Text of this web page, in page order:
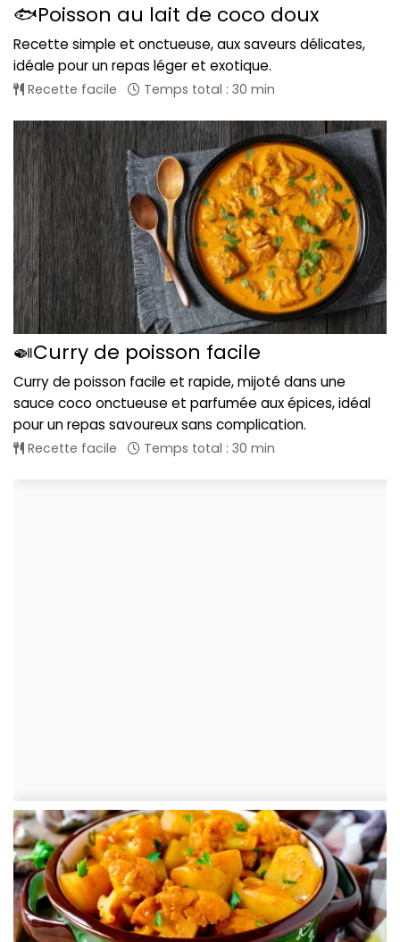
🐟Poisson au lait de coco doux
Recette simple et onctueuse, aux saveurs délicates,
idéale pour un repas léger et exotique.
Recette facile Temps total : 30 min
🍛Curry de poisson facile
Curry de poisson facile et rapide, mijoté dans une
sauce coco onctueuse et parfumée aux épices, idéal
pour un repas savoureux sans complication.
Recette facile Temps total : 30 min